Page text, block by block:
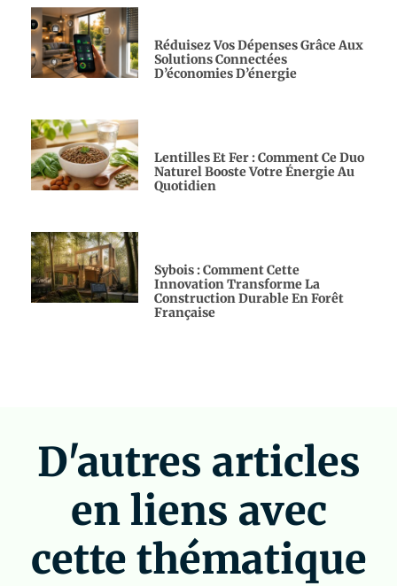
Réduisez Vos Dépenses Grâce Aux
Solutions Connectées
D’économies D’énergie
Lentilles Et Fer : Comment Ce Duo
Naturel Booste Votre Énergie Au
Quotidien
Sybois : Comment Cette
Innovation Transforme La
Construction Durable En Forêt
Française
D'autres articles
en liens avec
cette thématique